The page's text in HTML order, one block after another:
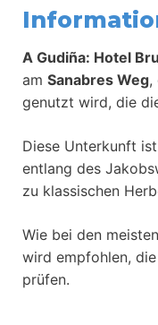
A Gudiña: Hotel
am Sanabres Weg,
genutzt wird, die
Diese Unterkunft
entlang des
zu klassischen
Wie bei den
wird empfohlen,
prüfen.